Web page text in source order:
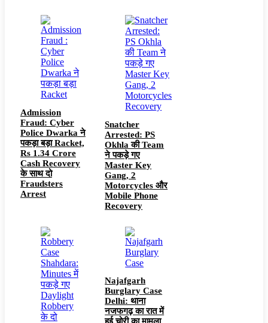
Admission
Fraud: Cyber
Police Dwarka ने
पकड़ा बड़ा Racket,
Rs 1.34 Crore
Cash Recovery
के साथ दो
Fraudsters
Arrest
Snatcher
Arrested: PS
Okhla की Team
ने पकड़े गए
Master Key
Gang, 2
Motorcycles और
Mobile Phone
Recovery
Najafgarh
Burglary Case
Delhi: थाना
नजफगढ़ का रात में